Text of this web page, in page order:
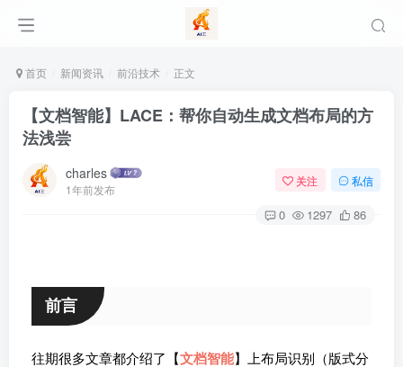
首页 新闻资讯 前沿技术 正文
【文档智能】LACE：帮你自动生成文档布局的方
法浅尝
charles
1年前发布
关注 私信
0 1297 86
前言
往期很多文章都介绍了【文档智能】上布局识别（版式分